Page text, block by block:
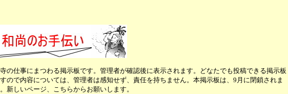
の仕事にまつわる掲示板です。管理者が確認後に表示されます。どなたでも投稿できる掲示板
ので内容については、管理者は感知せず、責任を持ちません。本掲示板は、9月に閉鎖されま
新しいページ、こちらからお願いします。